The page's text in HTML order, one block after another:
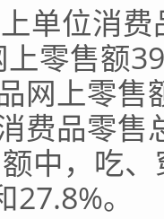
单位消
零售额
网上零
费品零
中，吃
。